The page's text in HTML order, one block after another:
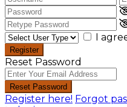
I
Register
Reset Password
Reset Password
Register here! Forgot